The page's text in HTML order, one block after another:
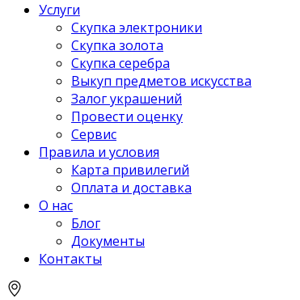
Услуги
Скупка электроники
Скупка золота
Скупка серебра
Выкуп предметов искусства
Залог украшений
Провести оценку
Сервис
Правила и условия
Карта привилегий
Оплата и доставка
О нас
Блог
Документы
Контакты